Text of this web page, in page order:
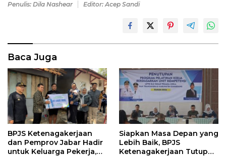
Penulis: Dila Nashear Editor: Acep Sandi
Baca Juga
BPJS Ketenagakerjaan
dan Pemprov Jabar Hadir
untuk Keluarga Pekerja,
Siapkan Masa Depan yang
Lebih Baik, BPJS
Ketenagakerjaan Tutup